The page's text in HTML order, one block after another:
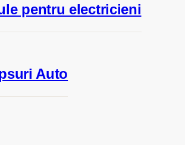
pentru electricieni
Auto